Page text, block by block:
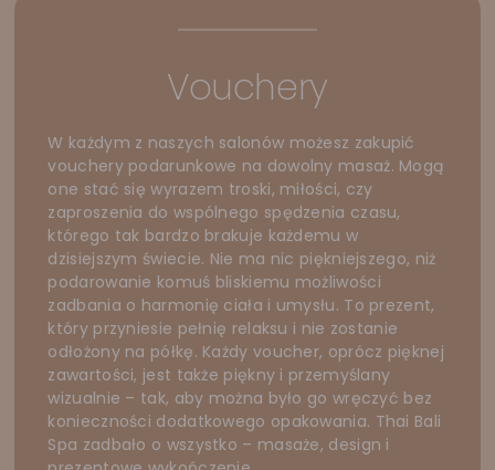
Vouchery
W każdym z naszych salonów możesz zakupić
vouchery podarunkowe na dowolny masaż. Mogą
one stać się wyrazem troski, miłości, czy
zaproszenia do wspólnego spędzenia czasu,
którego tak bardzo brakuje każdemu w
dzisiejszym świecie. Nie ma nic piękniejszego, niż
podarowanie komuś bliskiemu możliwości
zadbania o harmonię ciała i umysłu. To prezent,
który przyniesie pełnię relaksu i nie zostanie
odłożony na półkę. Każdy voucher, oprócz pięknej
zawartości, jest także piękny i przemyślany
wizualnie – tak, aby można było go wręczyć bez
konieczności dodatkowego opakowania. Thai Bali
Spa zadbało o wszystko – masaże, design i